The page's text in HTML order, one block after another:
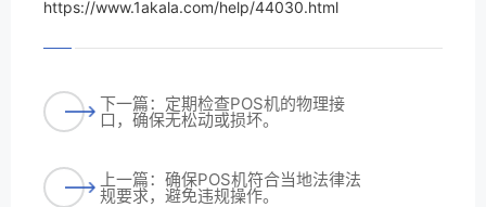
https://www.1akala.com/help/44030.html
下一篇：定期检查POS机的物理接
口，确保无松动或损坏。
上一篇：确保POS机符合当地法律法
规要求，避免违规操作。